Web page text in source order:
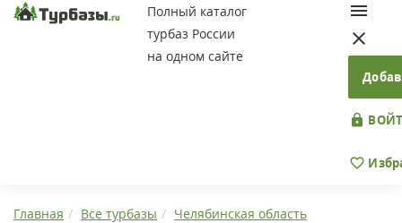
Полный каталог
турбаз России
на одном сайте
Главная Все турбазы
Челябинская область